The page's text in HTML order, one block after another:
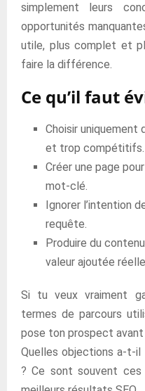
simplement leurs
opportunités
utile, plus complet et
faire la différence.
Ce qu’il faut
Choisir
et trop compétitifs.
Créer une page
mot-clé.
Ignorer l’intention
requête.
Produire du
valeur ajoutée
Si tu veux vraiment
termes de parcours
pose ton prospect
Quelles objections a-t-il
? Ce sont souvent ces